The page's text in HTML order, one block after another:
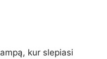
kur slepiasi